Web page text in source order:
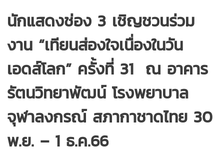
นักแสดงช่อง 3 เชิญชวนร่วม
งาน “เทียนส่องใจเนื่องในวัน
เอดส์โลก” ครั้งที่ 31 ณ อาคาร
รัตนวิทยาพัฒน์ โรงพยาบาล
จุฬาลงกรณ์ สภากาชาดไทย 30
พ.ย. – 1 ธ.ค.66